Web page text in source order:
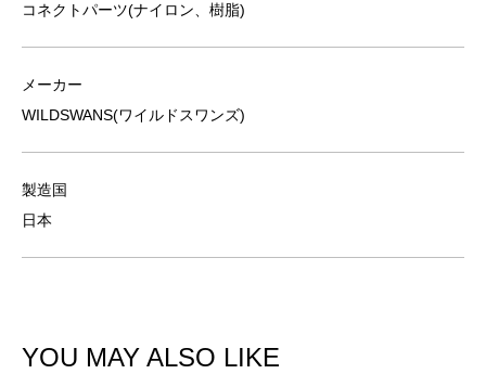
コネクトパーツ(ナイロン、樹脂)
メーカー
WILDSWANS(ワイルドスワンズ)
製造国
日本
YOU MAY ALSO LIKE